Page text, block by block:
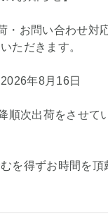
・お問い合わせ対
ただきます。
年8月16日
順次出荷をさせて
を得ずお時間を頂